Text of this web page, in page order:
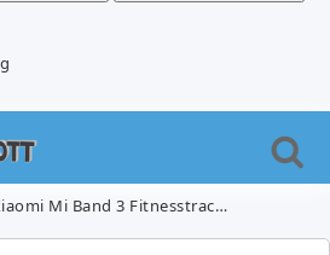
Mi Band 3 Fitnesstracker für 19,19€ inkl. Versand (Versand aus DE)